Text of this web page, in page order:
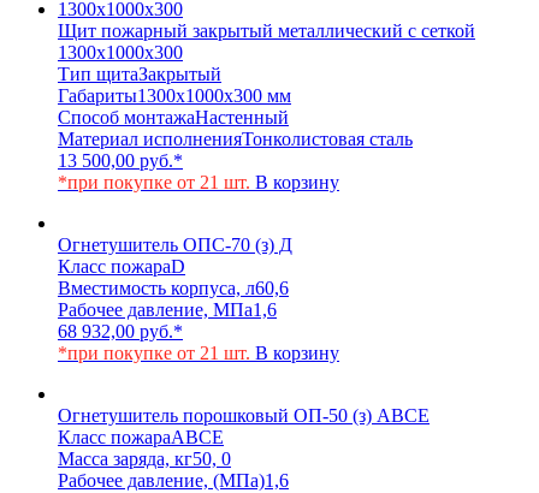
Щит пожарный закрытый металлический с сеткой
1300x1000x300
Тип щитаЗакрытый
Габариты1300x1000x300 мм
Способ монтажаНастенный
Материал исполненияТонколистовая сталь
13 500,00 руб.*
*при покупке от 21 шт. В корзину
Огнетушитель ОПС-70 (з) Д
Класс пожараD
Вместимость корпуса, л60,6
Рабочее давление, МПа1,6
68 932,00 руб.*
*при покупке от 21 шт. В корзину
Огнетушитель порошковый ОП-50 (з) АВСЕ
Класс пожараАВСЕ
Масса заряда, кг50, 0
Рабочее давление, (МПа)1,6